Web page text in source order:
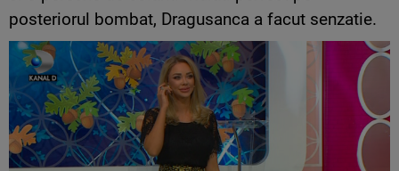
posteriorul bombat, Dragusanca a facut senzatie.